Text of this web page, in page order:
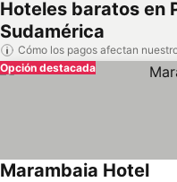
Hoteles baratos en
Sudamérica
Cómo los pagos afectan
Opción destacada
Marambaia Hotel